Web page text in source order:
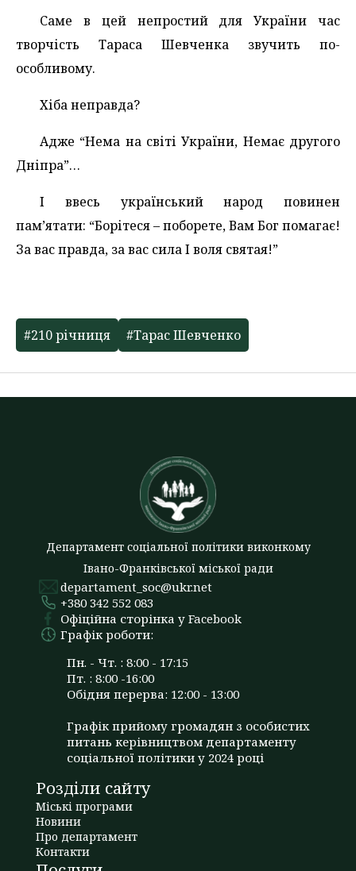
Саме в цей непростий для України час
творчість Тараса Шевченка звучить по-
особливому.
Хіба неправда?
Адже “Нема на світі України, Немає другого
Дніпра”…
І ввесь український народ повинен
пам’ятати: “Борітеся – поборете, Вам Бог помагає!
За вас правда, за вас сила І воля святая!”
#210 річниця #Тарас Шевченко
Департамент соціальної політики виконкому
Івано-Франківської міської ради
departament_soc@ukr.net
+380 342 552 083
Офіційна сторінка у Facebook
Графік роботи:
Пн. - Чт. : 8:00 - 17:15
Пт. : 8:00 -16:00
Обідня перерва: 12:00 - 13:00
Графік прийому громадян з особистих
питань керівництвом департаменту
соціальної політики у 2024 році
Розділи сайту
Міські програми
Новини
Про департамент
Контакти